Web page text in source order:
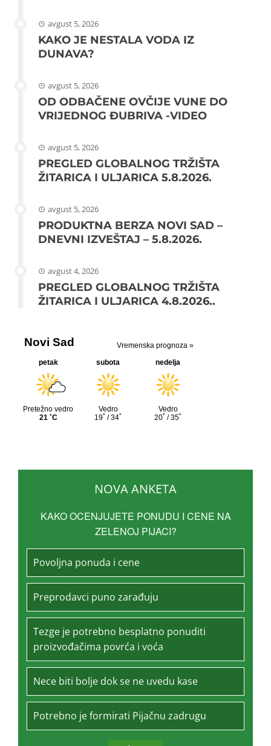
avgust 5, 2026
KAKO JE NESTALA VODA IZ
DUNAVA?
avgust 5, 2026
OD ODBAČENE OVČIJE VUNE DO
VRIJEDNOG ĐUBRIVA -VIDEO
avgust 5, 2026
PREGLED GLOBALNOG TRŽIŠTA
ŽITARICA I ULJARICA 5.8.2026.
avgust 5, 2026
PRODUKTNA BERZA NOVI SAD –
DNEVNI IZVEŠTAJ – 5.8.2026.
avgust 4, 2026
PREGLED GLOBALNOG TRŽIŠTA
ŽITARICA I ULJARICA 4.8.2026..
NOVA ANKETA
KAKO OCENJUJETE PONUDU I CENE NA
ZELENOJ PIJACI?
Povoljna ponuda i cene
Preprodavci puno zarađuju
Tezge je potrebno besplatno ponuditi
proizvođačima povrća i voća
Nece biti bolje dok se ne uvedu kase
Potrebno je formirati Pijačnu zadrugu